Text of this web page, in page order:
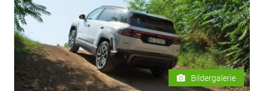
Bildergalerie